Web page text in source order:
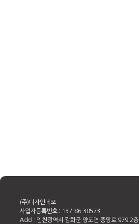
(주)디자인네오
사업자등록번호 : 137-86-38573
Add : 인천광역시 강화군 양도면 중앙로 979 2층